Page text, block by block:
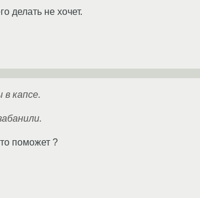
делать не хочет.
капсе.
поможет ?